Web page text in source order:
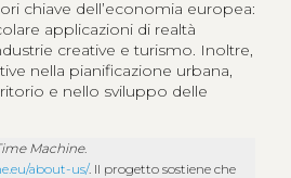
chiave dell’economia europea:
applicazioni di realtà
creative e turismo. Inoltre,
nella pianificazione urbana,
e nello sviluppo delle
Machine.
about-us/. Il progetto sostiene che